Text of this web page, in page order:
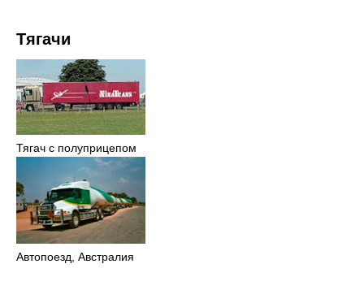
Тягачи
Тягач с полуприцепом
Автопоезд, Австралия